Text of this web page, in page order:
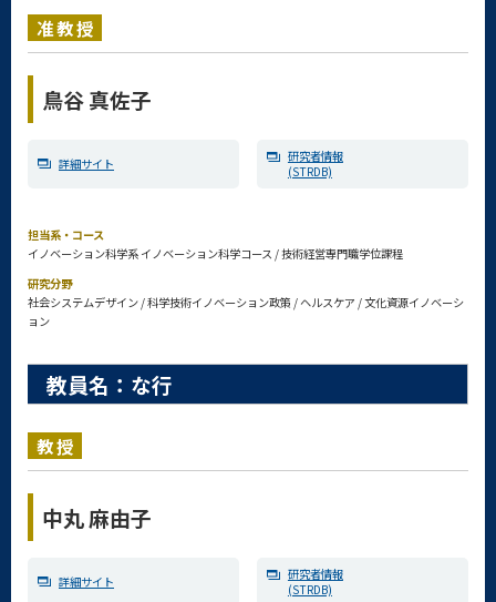
准教授
鳥谷 真佐子
詳細サイト
研究者情報
(STRDB)
担当系・コース
イノベーション科学系 イノベーション科学コース / 技術経営専門職学位課程
研究分野
社会システムデザイン / 科学技術イノベーション政策 / ヘルスケア / 文化資源イノベーシ
ョン
教員名：な行
教授
中丸 麻由子
詳細サイト
研究者情報
(STRDB)